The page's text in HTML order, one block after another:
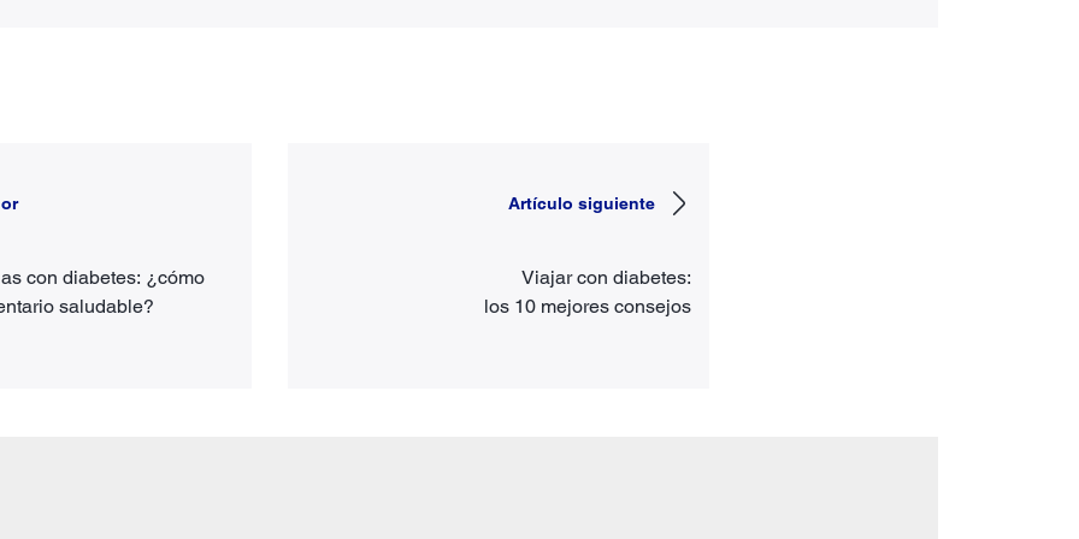
con diabetes: ¿cómo
saludable?
Artículo siguiente
Viajar con diabetes:
los 10 mejores consejos